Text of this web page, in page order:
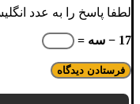
لطفا پاسخ را به عدد
17 − سه =